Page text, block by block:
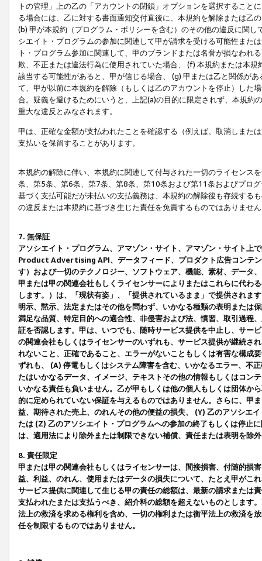
トの管理」上の乙の「アカウントの閉鎖」オプションを選択するこ
る場合には、乙に対する書面通知交付直後に、本規約を解除または乙
(b) 甲が本規約（プログラム・ポリシーを含む）のその他の違反に関
シエイト・プログラムの参加に関連して甲が請求を受ける可能性また
ト・プログラム参加に関連して、甲のブランドまたは名誉が損なわれ
欺、不正または違法行為に使用されていた場合、 (f) 本規約または本
該当する可能性があると、甲が信じる場合、 (g) 甲または乙と関係が
て、甲が以前に本規約を解除（もしくは乙のアカウントを停止）した
合。疑義を避けるためにいうと、上記(a)の目的に限定されず、本規
重大な違反とみなされます。
甲は、正確な金額が支払われたことを確認する（例えば、取消しまた
支払いを保留することがあります。
本規約の解除に伴い、本規約に関連して付与された一切のライセンス
条、第5条、第6条、第7条、第8条、第10条および第11条およびプロ
基づく支払可能だが未払いの支払義務は、本規約の解除後も存続する
の違反または本規約に基づき生じた責任を免責するものではありませ
7. 無保証
アソシエイト・プログラム、アマゾン・サイト、アマゾン・サイト上
Product Advertising API、データフィード、プロダクト広告コンテ
す）および一切のテクノロジー、ソフトウェア、機能、素材、データ
甲または甲の関連会社もしくライセンサーによりまたはこれらに代わ
します。）は、「現状有姿」、「提供されているまま」で提供されま
明示、黙示、法定またはその他を問わず、いかなる種類の表明または
満足な品質、特定目的への適合性、非侵害および法、慣習、取引過程
証を否認します。甲は、いつでも、随時サービス提供を中止し、サー
の関連会社もしくはライセンサーのいずれも、サービス提供が継続さ
れないこと、正確であること、エラーがないこともしくは有害な構成
ずれも、 (A) 停電もしくはシステム障害を含む、いかなるエラー、不
たはいかなるデータ、イメージ、テキストその他の情報もしくはコン
いかなる責任も負いません。乙が甲もしくは他の個人もしくは団体か
的に定められていない保証を与えるものではありません。さらに、甲
益、期待された売上、のれんその他の便益の損失、 (Y) 乙のアソシエ
たは (Z) 乙のアソシエイト・プログラムへの参加の終了もしくは停止
は、適用法により除外または制限できない補償、責任または表明を除
8. 責任限定
甲または甲の関連会社もしくはライセンサーは、間接損害、付随的損
益、利益、のれん、使用またはデータの損失について、たとえ甲がこ
サービス提供に関連して生じる甲の責任の総額は、最新の請求または
支払われたまたは支払うべき、紹介料の総額を超えないものとします
法上の救済を求める権利を含め、一切の権利または衡平法上の救済を
任を制限するものではありません。